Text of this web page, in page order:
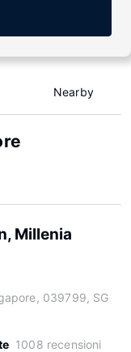
Nearby
Millenia
039799, SG
1008 recensioni